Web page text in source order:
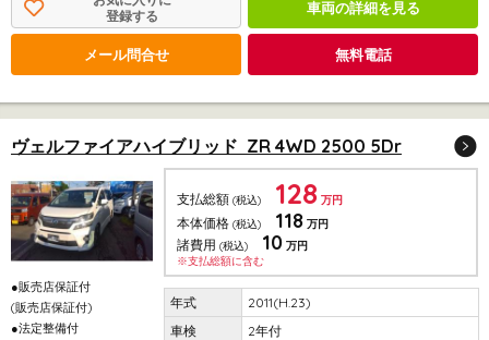
登録する
車両の詳細を見る
メール問合せ 無料電話
ヴェルファイアハイブリッド ZR 4WD 2500 5Dr
●販売店保証付
(販売店保証付)
●法定整備付
支払総額 (税込) 128 万円
本体価格 (税込) 118 万円
諸費用 (税込) 10 万円
※支払総額に含む
2011(H.23)
2年付